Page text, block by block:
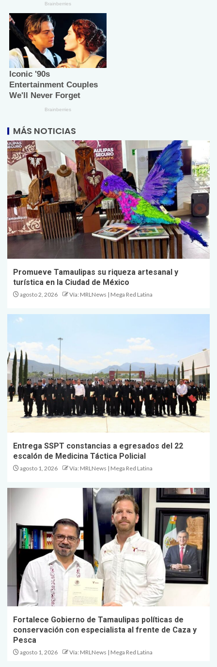
MÁS NOTICIAS
Promueve Tamaulipas su riqueza artesanal y
turística en la Ciudad de México
agosto 2, 2026 Vía: MRLNews | Mega Red Latina
Entrega SSPT constancias a egresados del 22
escalón de Medicina Táctica Policial
agosto 1, 2026 Vía: MRLNews | Mega Red Latina
Fortalece Gobierno de Tamaulipas políticas de
conservación con especialista al frente de Caza y
Pesca
agosto 1, 2026 Vía: MRLNews | Mega Red Latina